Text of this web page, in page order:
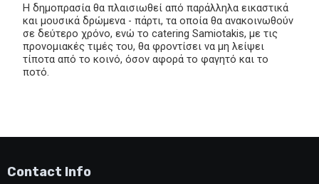
Η δημοπρασία θα πλαισιωθεί από παράλληλα εικαστικά
και μουσικά δρώμενα - πάρτι, τα οποία θα ανακοινωθούν
σε δεύτερο χρόνο, ενώ το catering Samiotakis, με τις
προνομιακές τιμές του, θα φροντίσει να μη λείψει
τίποτα από το κοινό, όσον αφορά το φαγητό και το
ποτό.
Contact Info